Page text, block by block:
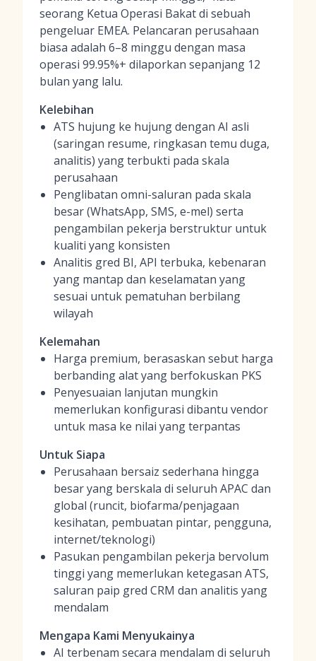
seorang Ketua Operasi Bakat di sebuah
pengeluar EMEA. Pelancaran perusahaan
biasa adalah 6–8 minggu dengan masa
operasi 99.95%+ dilaporkan sepanjang 12
bulan yang lalu.
Kelebihan
ATS hujung ke hujung dengan AI asli
(saringan resume, ringkasan temu duga,
analitis) yang terbukti pada skala
perusahaan
Penglibatan omni-saluran pada skala
besar (WhatsApp, SMS, e-mel) serta
pengambilan pekerja berstruktur untuk
kualiti yang konsisten
Analitis gred BI, API terbuka, kebenaran
yang mantap dan keselamatan yang
sesuai untuk pematuhan berbilang
wilayah
Kelemahan
Harga premium, berasaskan sebut harga
berbanding alat yang berfokuskan PKS
Penyesuaian lanjutan mungkin
memerlukan konfigurasi dibantu vendor
untuk masa ke nilai yang terpantas
Untuk Siapa
Perusahaan bersaiz sederhana hingga
besar yang berskala di seluruh APAC dan
global (runcit, biofarma/penjagaan
kesihatan, pembuatan pintar, pengguna,
internet/teknologi)
Pasukan pengambilan pekerja bervolum
tinggi yang memerlukan ketegasan ATS,
saluran paip gred CRM dan analitis yang
mendalam
Mengapa Kami Menyukainya
AI terbenam secara mendalam di seluruh